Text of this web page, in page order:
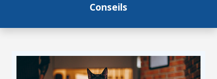
Conseils